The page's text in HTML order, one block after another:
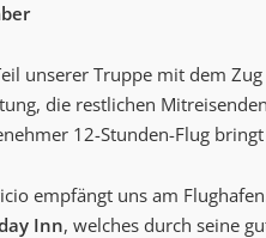
unserer Truppe mit dem
die restlichen
12-Stunden-Flug
empfängt uns am
Inn, welches durch seine